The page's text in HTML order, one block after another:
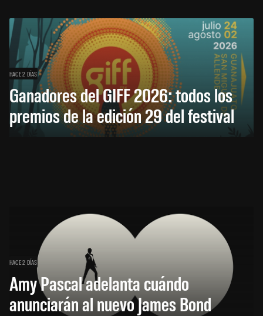
HACE 2 DÍAS
Ganadores del GIFF 2026: todos los
premios de la edición 29 del festival
HACE 2 DÍAS
Amy Pascal adelanta cuándo
anunciarán al nuevo James Bond